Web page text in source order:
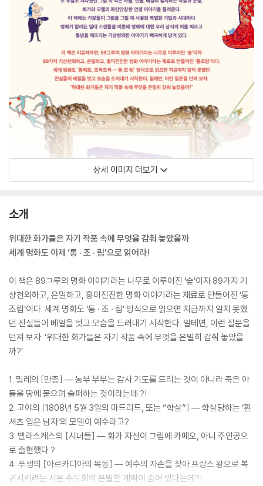
상세 이미지 더보기
소개
위대한 화가들은 자기 작품 속에 무엇을 감춰 놓았을까
세계 명화도 이제 ‘통 · 조 · 림’으로 읽어라!
이 책은 89그루의 명화 이야기라는 나무로 이루어진 ‘숲’이자 89가지 기
상천외하고, 은밀하고, 흥미진진한 명화 이야기라는 재료로 만들어진 ‘통
조림’이다. 세계 명화도 ‘통 · 조 · 림’ 방식으로 읽으면 지금까지 알지 못했
던 진실들이 베일을 벗고 모습을 드러내기 시작한다. 일테면, 이런 질문을
던져 보자. ‘위대한 화가들은 자기 작품 속에 무엇을 은밀히 감춰 놓았을
까?’
1. 밀레의 [만종] ― 농부 부부는 감사 기도를 드리는 것이 아니라 죽은 아
들을 땅에 묻으며 슬퍼하는 것이라는데 ?!
2. 고야의 [1808년 5월 3일의 마드리드, 또는 “학살”] ― 학살당하는 ‘흰
셔츠 입은 남자’의 모델이 예수라고?
3. 벨라스케스의 [시녀들] ― 화가 자신이 그림에 카메오, 아니 주인공으
로 출현했다 ?
4. 푸생의 [아르카디아의 목동] ― 예수의 자손을 찾아 프랑스 왕으로 복
귀시키려는 시온 수도회의 은밀한 계획이 숨어 있다는데?!